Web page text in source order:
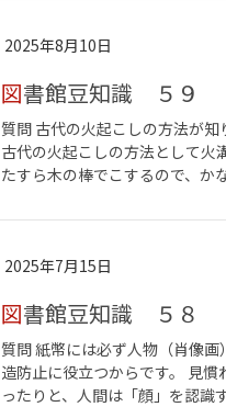
2025年8月10日
図書館豆知識 ５９
質問 古代の火起こしの方法が
古代の火起こしの方法として火
たすら木の棒でこするので、
2025年7月15日
図書館豆知識 ５８
質問 紙幣には必ず人物（肖像
造防止に役立つからです。 見
ったりと、人間は「顔」を認